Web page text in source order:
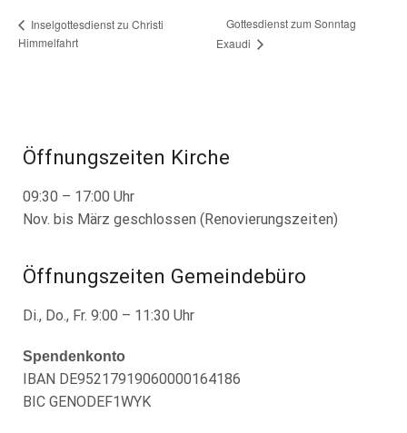
Inselgottesdienst zu Christi
Himmelfahrt
Gottesdienst zum Sonntag
Exaudi
Öffnungszeiten Kirche
09:30 – 17:00 Uhr
Nov. bis März geschlossen (Renovierungszeiten)
Öffnungszeiten Gemeindebüro
Di., Do., Fr. 9:00 – 11:30 Uhr
Spendenkonto
IBAN DE95217919060000164186
BIC GENODEF1WYK